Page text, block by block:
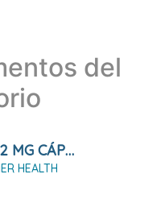
del
FORTASEC 2 MG CÁPSULAS DURAS, 10 CÁPSULAS
HEALTH